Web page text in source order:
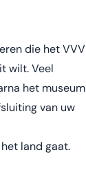
die het VVV
wilt. Veel
het museum
van uw
land gaat.